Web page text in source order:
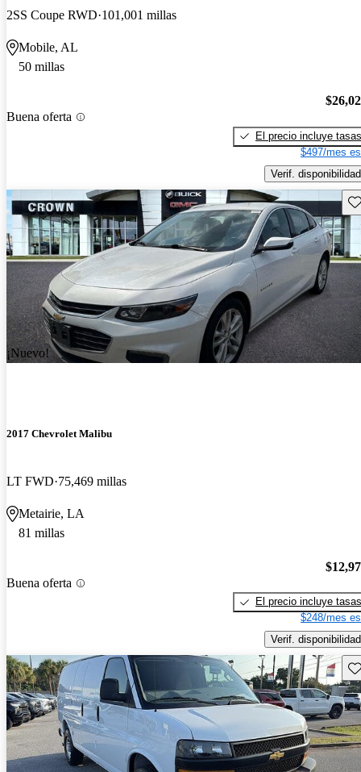
2SS Coupe RWD 101,001 millas
Mobile, AL
50 millas
Buena oferta
El precio incluye tasas
$497/mes
Verif. disponibilidad
¡Nuevo!
2017 Chevrolet Malibu
LT FWD 75,469 millas
Metairie, LA
81 millas
Buena oferta
El precio incluye tasas
$248/mes
Verif. disponibilidad